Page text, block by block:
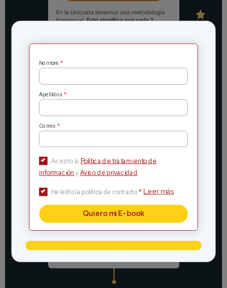
Nombre *
Apellidos *
Correo *
Acepto la Política de tratamiento de
información y Aviso de privacidad.
He leído la política de contacto * Leer más
Quiero mi E-book